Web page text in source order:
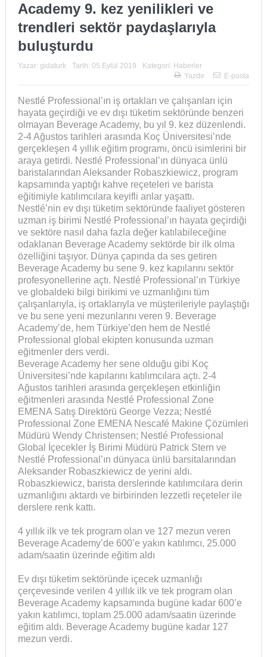
Academy 9. kez yenilikleri ve
trendleri sektör paydaşlarıyla
buluşturdu
Yazar: gidaturk Tarih: 05 Eylül 2019 Kategori: Haberler
Yazdır
E-posta
Nestlé Professional’ın iş ortakları ve çalışanları için
hayata geçirdiği ve ev dışı tüketim sektöründe benzeri
olmayan Beverage Academy, bu yıl 9. kez düzenlendi.
2-4 Ağustos tarihleri arasında Koç Üniversitesi’nde
gerçekleşen 4 yıllık eğitim programı, öncü isimlerini bir
araya getirdi. Nestlé Professional’ın dünyaca ünlü
baristalarından Aleksander Robaszkiewicz, program
kapsamında yaptığı kahve reçeteleri ve barista
eğitimiyle katılımcılara keyifli anlar yaşattı.
Nestlé’nin ev dışı tüketim sektöründe faaliyet gösteren
uzman iş birimi Nestlé Professional’ın hayata geçirdiği
ve sektöre nasıl daha fazla değer katılabileceğine
odaklanan Beverage Academy sektörde bir ilk olma
özelliğini taşıyor. Dünya çapında da ses getiren
Beverage Academy bu sene 9. kez kapılarını sektör
profesyonellerine açtı. Nestlé Professional’ın Türkiye
ve globaldeki bilgi birikimi ve uzmanlığını tüm
çalışanlarıyla, iş ortaklarıyla ve müşterileriyle paylaştığı
ve bu sene yeni mezunlarını veren 9. Beverage
Academy’de, hem Türkiye’den hem de Nestlé
Professional global ekipten konusunda uzman
eğitmenler ders verdi.
Beverage Academy her sene olduğu gibi Koç
Üniversitesi’nde kapılarını katılımcılara açtı. 2-4
Ağustos tarihleri arasında gerçekleşen etkinliğin
eğitmenleri arasında Nestlé Professional Zone
EMENA Satış Direktörü George Vezza; Nestlé
Professional Zone EMENA Nescafé Makine Çözümleri
Müdürü Wendy Christensen; Nestlé Professional
Global İçecekler İş Birimi Müdürü Patrick Stern ve
Nestlé Professional’ın dünyaca ünlü barsitalarından
Aleksander Robaszkiewicz de yerini aldı.
Robaszkiewicz, barista derslerinde katılımcılara derin
uzmanlığını aktardı ve birbirinden lezzetli reçeteler ile
derslere renk kattı.
4 yıllık ilk ve tek program olan ve 127 mezun veren
Beverage Academy’de 600’e yakın katılımcı, 25.000
adam/saatin üzerinde eğitim aldı
Ev dışı tüketim sektöründe içecek uzmanlığı
çerçevesinde verilen 4 yıllık ilk ve tek program olan
Beverage Academy kapsamında bugüne kadar 600’e
yakın katılımcı, toplam 25.000 adam/saatin üzerinde
eğitim aldı. Beverage Academy bugüne kadar 127
mezun verdi.